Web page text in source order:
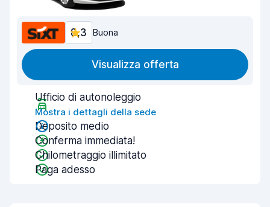
8,3 Buona
Visualizza offerta
Ufficio di autonoleggio
Mostra i dettagli della sede
Deposito medio
Conferma immediata!
Chilometraggio illimitato
Paga adesso